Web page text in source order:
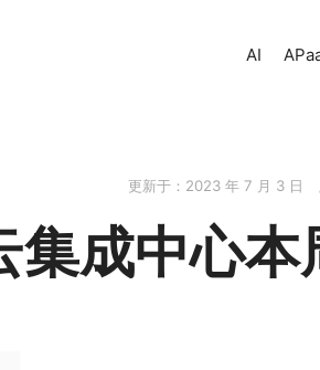
AI
更新于： 2023 年 7 月 3 日
集成中心